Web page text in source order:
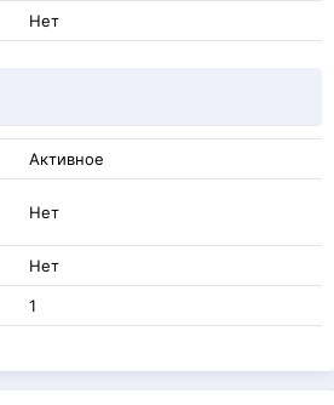
Нет
Активное
Нет
Нет
1